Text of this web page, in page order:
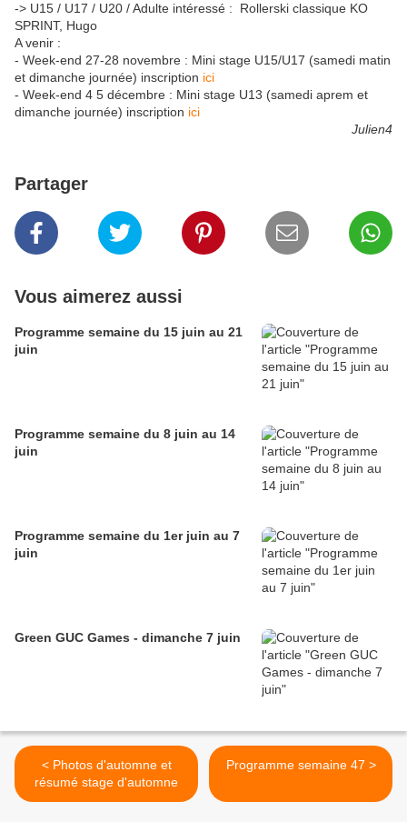
-> U15 / U17 / U20 / Adulte intéressé : Rollerski classique KO
SPRINT, Hugo
A venir :
- Week-end 27-28 novembre : Mini stage U15/U17 (samedi matin
et dimanche journée) inscription ici
- Week-end 4 5 décembre : Mini stage U13 (samedi aprem et
dimanche journée) inscription ici
Julien4
Partager
Vous aimerez aussi
Programme semaine du 15 juin au 21
juin
Programme semaine du 8 juin au 14
juin
Programme semaine du 1er juin au 7
juin
Green GUC Games - dimanche 7 juin
< Photos d'automne et
résumé stage d'automne
Programme semaine 47 >